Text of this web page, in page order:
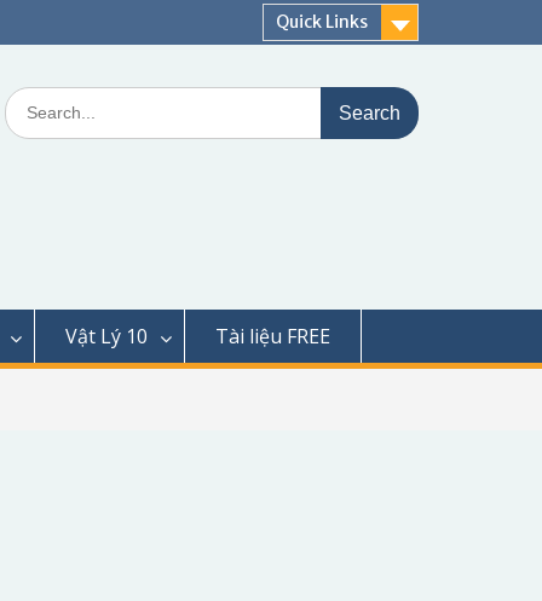
Quick Links
Search
for:
Vật Lý 10 Tài liệu FREE